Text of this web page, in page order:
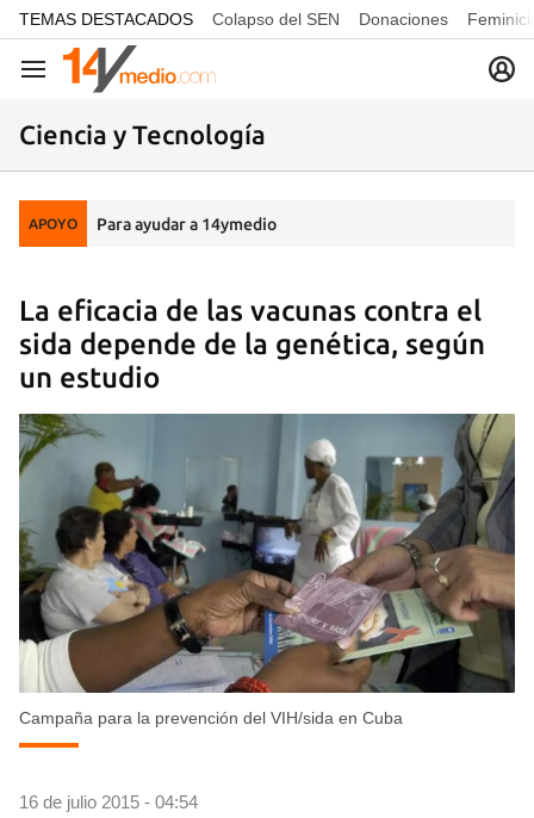
common.go-to-content
TEMAS DESTACADOS Colapso del SEN Donaciones
Navegación
Ciencia y Tecnología
APOYO Para ayudar a 14ymedio
La eficacia de las vacunas contra el
sida depende de la genética, según
un estudio
Campaña para la prevención del VIH/sida en Cuba
16 de julio 2015 - 04:54